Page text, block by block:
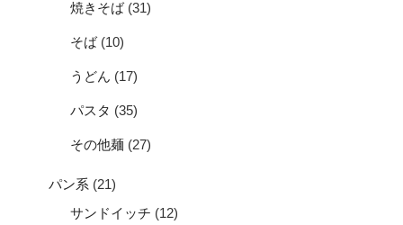
焼きそば(31)
そば(10)
うどん (17)
パスタ (35)
その他麺 (27)
パン系 (21)
サンドイッチ (12)